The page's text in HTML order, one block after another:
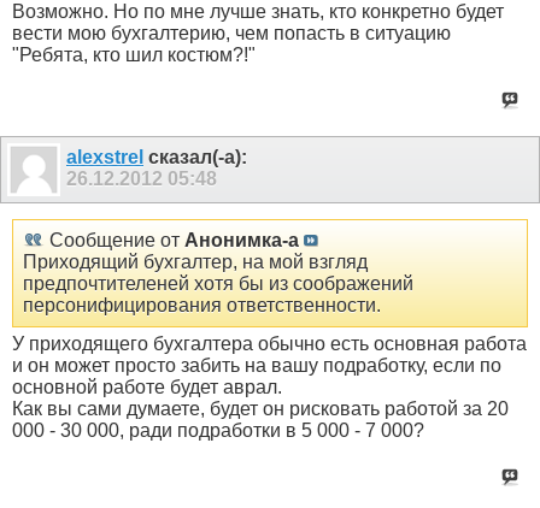
Возможно. Но по мне лучше знать, кто конкретно будет
вести мою бухгалтерию, чем попасть в ситуацию
"Ребята, кто шил костюм?!"
alexstrel сказал(-а):
26.12.2012 05:48
Сообщение от Анонимка-а
Приходящий бухгалтер, на мой взгляд
предпочтителеней хотя бы из соображений
персонифицирования ответственности.
У приходящего бухгалтера обычно есть основная работа
и он может просто забить на вашу подработку, если по
основной работе будет аврал.
Как вы сами думаете, будет он рисковать работой за 20
000 - 30 000, ради подработки в 5 000 - 7 000?